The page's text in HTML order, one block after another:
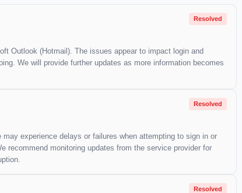
Resolved
Outlook (Hotmail). The issues appear to impact login and
We will provide further updates as more information becomes
Resolved
experience delays or failures when attempting to sign in or
recommend monitoring updates from the service provider for
Resolved